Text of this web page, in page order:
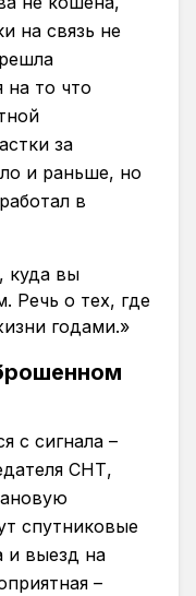
на связь не
на то что
за
и раньше, но
в
куда вы
Речь о тех, где
годами.»
с сигнала –
СНТ,
спутниковые
и выезд на
–